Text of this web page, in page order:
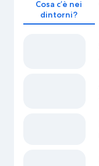
Cosa c’è nei
dintorni?